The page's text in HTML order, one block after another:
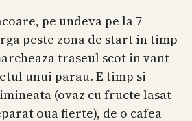
pe undeva pe la 7
peste zona de start in timp
traseul scot in vant
unui parau. E timp si
(ovaz cu fructe lasat
oua fierte), de o cafea